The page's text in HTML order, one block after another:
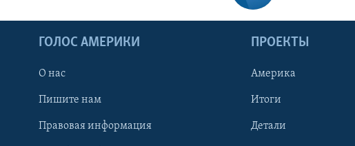
ГОЛОС АМЕРИКИ
О нас
Пишите нам
Правовая информация
ПРОЕКТЫ
Америка
Итоги
Детали